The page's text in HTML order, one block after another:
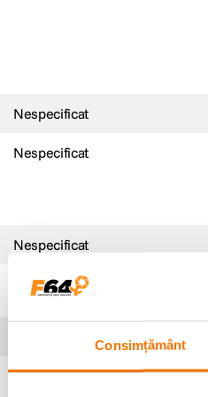
Consimțământ
Nespecificat
Nespecificat
Nespecificat
DJI